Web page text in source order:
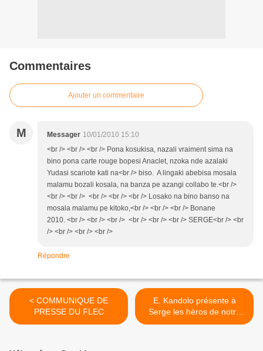
Commentaires
Ajouter un commentaire
M Messager 10/01/2010 15:10
<br /> <br /> <br /> Pona kosukisa, nazali vraiment sima na
bino pona carte rouge bopesi Anaclet, nzoka nde azalaki
Yudasi scariote kati na<br /> biso. A lingaki abebisa mosala
malamu bozali kosala, na banza pe azangi collabo te.<br />
<br /> <br /> <br /> <br /> <br /> Losako na bino banso na
mosala malamu pe kitoko,<br /> <br /> <br /> Bonane
2010. <br /> <br /> <br /> <br /> <br /> <br /> SERGE<br /> <br
/> <br /> <br /> <br />
Répondre
< COMMUNIQUE DE
PRESSE DU FLEC
E. Kandolo présente à
Serge les héros de notre
Armée ! >